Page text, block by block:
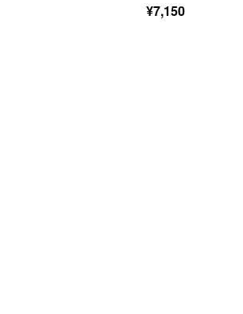
¥7,150